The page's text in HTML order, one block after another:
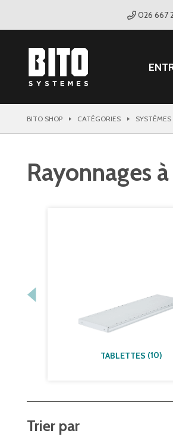
026 667
BITO SHOP CATÉGORIES
Rayonnages
TABLETTES (10)
Trier par